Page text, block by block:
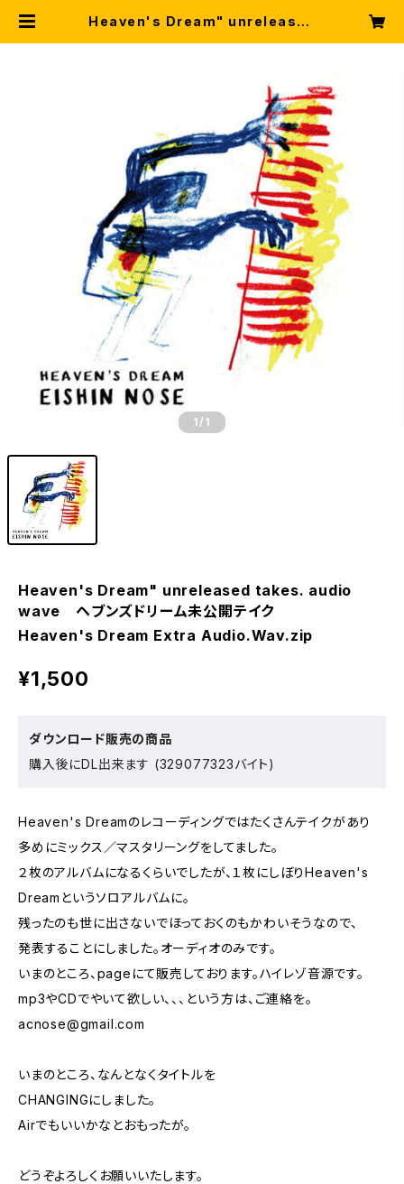
Heaven's Dream" unreleased
1/1
Heaven's Dream" unreleased takes. audio
wave ヘブンズドリーム未公開テイク
Heaven's Dream Extra Audio.Wav.zip
¥1,500
ダウンロード販売の商品
購入後にDL出来ます (329077323バイト)
Heaven's Dreamのレコーディングではたくさんテイクがあり
多めにミックス／マスタリーングをしてました。
２枚のアルバムになるくらいでしたが、１枚にしぼりHeaven's
Dreamというソロアルバムに。
残ったのも世に出さないでほっておくのもかわいそうなので、
発表することにしました。オーディオのみです。
いまのところ、pageにて販売しております。ハイレゾ音源です。
mp3やCDでやいて欲しい、、、という方は、ご連絡を。
acnose@gmail.com
いまのところ、なんとなくタイトルを
CHANGINGにしました。
Airでもいいかなとおもったが。
どうぞよろしくお願いいたします。